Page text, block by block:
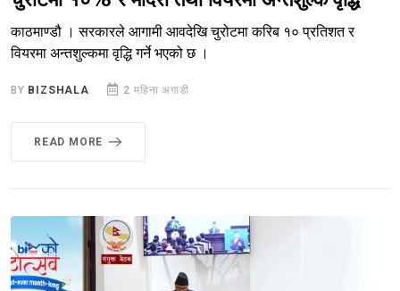
काठमाण्डौ । सरकारले आगामी आवदेखि चुरोटमा करिब १० प्रतिशत र
वियरमा अन्तशुल्कमा वृद्धि गर्ने भएको छ ।
BY BIZSHALA 2 महिना अगाडी
READ MORE